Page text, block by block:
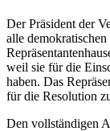
Der Präsident der
alle
weil sie für die
haben. Das
für die Resolution
Den vollständigen